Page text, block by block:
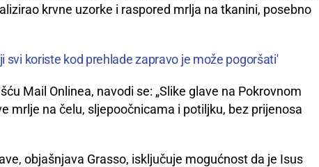
krvne uzorke i raspored mrlja na tkanini, posebno
svi koriste kod prehlade zapravo je može pogoršati'
Mail Onlinea, navodi se: „Slike glave na Pokrovnom
mrlje na čelu, sljepoočnicama i potiljku, bez prijenosa
objašnjava Grasso, isključuje mogućnost da je Isus